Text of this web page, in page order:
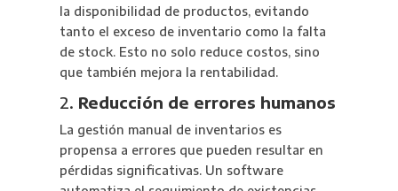
la disponibilidad de productos, evitando
tanto el exceso de inventario como la falta
de stock. Esto no solo reduce costos, sino
que también mejora la rentabilidad.
2. Reducción de errores humanos
La gestión manual de inventarios es
propensa a errores que pueden resultar en
pérdidas significativas. Un software